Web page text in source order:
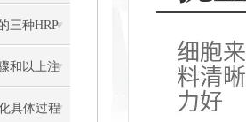
三种HRP
和以上注
具体过程